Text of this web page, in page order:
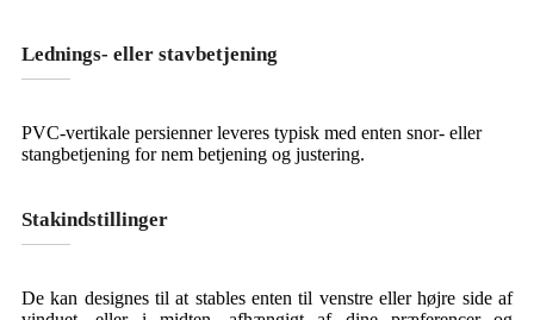
Lednings- eller stavbetjening
PVC-vertikale persienner leveres typisk med enten snor- eller
stangbetjening for nem betjening og justering.
Stakindstillinger
De kan designes til at stables enten til venstre eller højre side af